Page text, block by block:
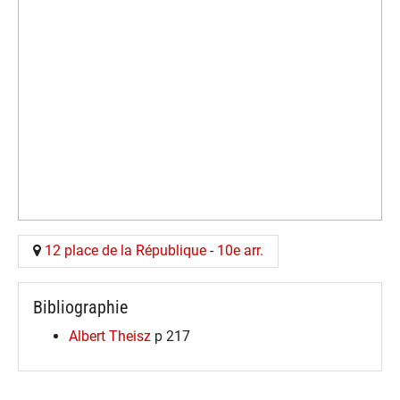
12 place de la République - 10e arr.
Bibliographie
Albert Theisz p 217